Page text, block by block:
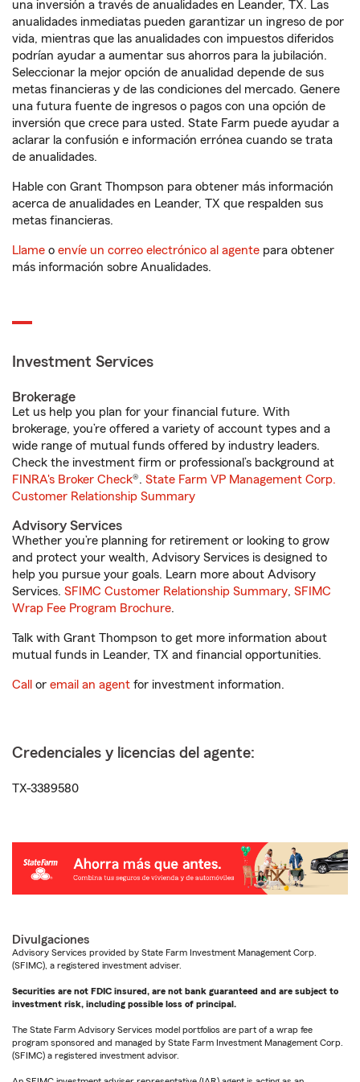
una inversión a través de anualidades en Leander, TX. Las
anualidades inmediatas pueden garantizar un ingreso de por
vida, mientras que las anualidades con impuestos diferidos
podrían ayudar a aumentar sus ahorros para la jubilación.
Seleccionar la mejor opción de anualidad depende de sus
metas financieras y de las condiciones del mercado. Genere
una futura fuente de ingresos o pagos con una opción de
inversión que crece para usted. State Farm puede ayudar a
aclarar la confusión e información errónea cuando se trata
de anualidades.
Hable con Grant Thompson para obtener más información
acerca de anualidades en Leander, TX que respalden sus
metas financieras.
Llame o envíe un correo electrónico al agente para obtener
más información sobre Anualidades.
Investment Services
Brokerage
Let us help you plan for your financial future. With
brokerage, you’re offered a variety of account types and a
wide range of mutual funds offered by industry leaders.
Check the investment firm or professional’s background at
FINRA's Broker Check®. State Farm VP Management Corp.
Customer Relationship Summary
Advisory Services
Whether you’re planning for retirement or looking to grow
and protect your wealth, Advisory Services is designed to
help you pursue your goals. Learn more about Advisory
Services. SFIMC Customer Relationship Summary, SFIMC
Wrap Fee Program Brochure.
Talk with Grant Thompson to get more information about
mutual funds in Leander, TX and financial opportunities.
Call or email an agent for investment information.
Credenciales y licencias del agente:
TX-3389580
Divulgaciones
Advisory Services provided by State Farm Investment Management Corp.
(SFIMC), a registered investment adviser.
Securities are not FDIC insured, are not bank guaranteed and are subject to
investment risk, including possible loss of principal.
The State Farm Advisory Services model portfolios are part of a wrap fee
program sponsored and managed by State Farm Investment Management Corp.
(SFIMC) a registered investment advisor.